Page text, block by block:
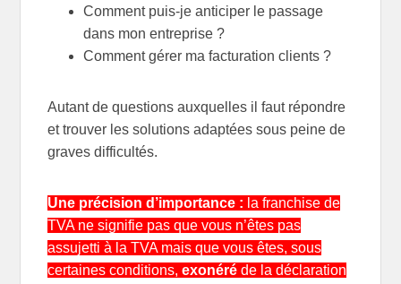
Comment puis-je anticiper le passage
dans mon entreprise ?
Comment gérer ma facturation clients ?
Autant de questions auxquelles il faut répondre
et trouver les solutions adaptées sous peine de
graves difficultés.
Une précision d’importance : la franchise de
TVA ne signifie pas que vous n’êtes pas
assujetti à la TVA mais que vous êtes, sous
certaines conditions,exonéré de la déclaration